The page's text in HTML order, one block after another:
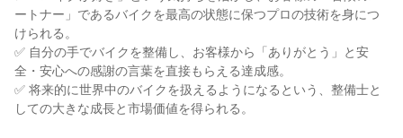
ートナー」であるバイクを最高の状態に保つプロの技術を身につ
けられる。
✅ 自分の手でバイクを整備し、お客様から「ありがとう」と安
全・安心への感謝の言葉を直接もらえる達成感。
✅ 将来的に世界中のバイクを扱えるようになるという、整備士と
しての大きな成長と市場価値を得られる。